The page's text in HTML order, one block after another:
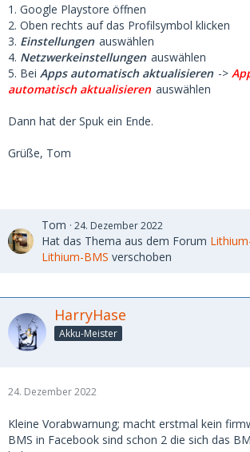
1. Google Playstore öffnen
2. Oben rechts auf das Profilsymbol klicken
3. Einstellungen auswählen
4. Netzwerkeinstellungen auswählen
5. Bei Apps automatisch aktualisieren ->
automatisch aktualisieren auswählen
Dann hat der Spuk ein Ende.
Grüße, Tom
Tom 24. Dezember 2022
Hat das Thema aus dem Forum
Lithium-BMS verschoben
HarryHase
Akku-Meister
24. Dezember 2022
Kleine Vorabwarnung; macht erstmal kein
BMS in Facebook sind schon 2 die sich das